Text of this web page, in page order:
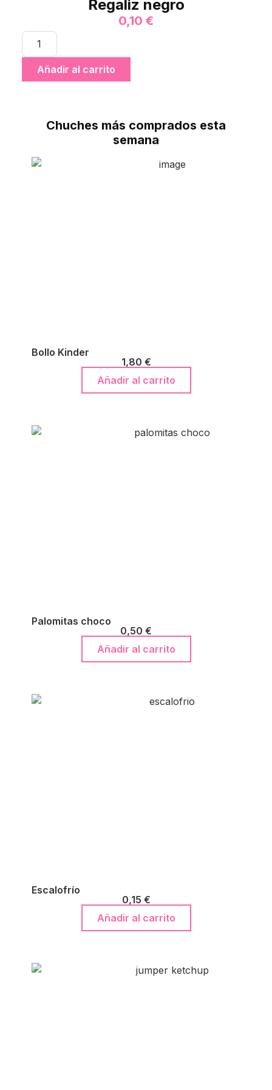
Regaliz negro
0,10 €
Añadir al carrito
Chuches más comprados esta
semana
Bollo Kinder
1,80 €
Añadir al carrito
Palomitas choco
0,50 €
Añadir al carrito
Escalofrío
0,15 €
Añadir al carrito